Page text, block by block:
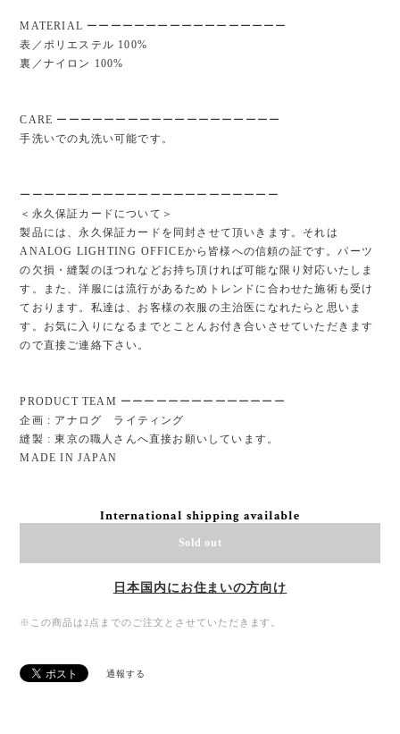
MATERIAL ーーーーーーーーーーーーーーーーー
表／ポリエステル 100%
裏／ナイロン 100%
CARE ーーーーーーーーーーーーーーーーーーー
手洗いでの丸洗い可能です。
ーーーーーーーーーーーーーーーーーーーーーー
＜永久保証カードについて＞
製品には、永久保証カードを同封させて頂いきます。それは
ANALOG LIGHTING OFFICEから皆様への信頼の証です。パーツ
の欠損・縫製のほつれなどお持ち頂ければ可能な限り対応いたしま
す。また、洋服には流行があるためトレンドに合わせた施術も受け
ております。私達は、お客様の衣服の主治医になれたらと思いま
す。お気に入りになるまでとことんお付き合いさせていただきます
ので直接ご連絡下さい。
PRODUCT TEAM ーーーーーーーーーーーーーー
企画 : アナログ ライティング
縫製 : 東京の職人さんへ直接お願いしています。
MADE IN JAPAN
International shipping available
Sold out
日本国内にお住まいの方向け
※この商品は2点までのご注文とさせていただきます。
通報する